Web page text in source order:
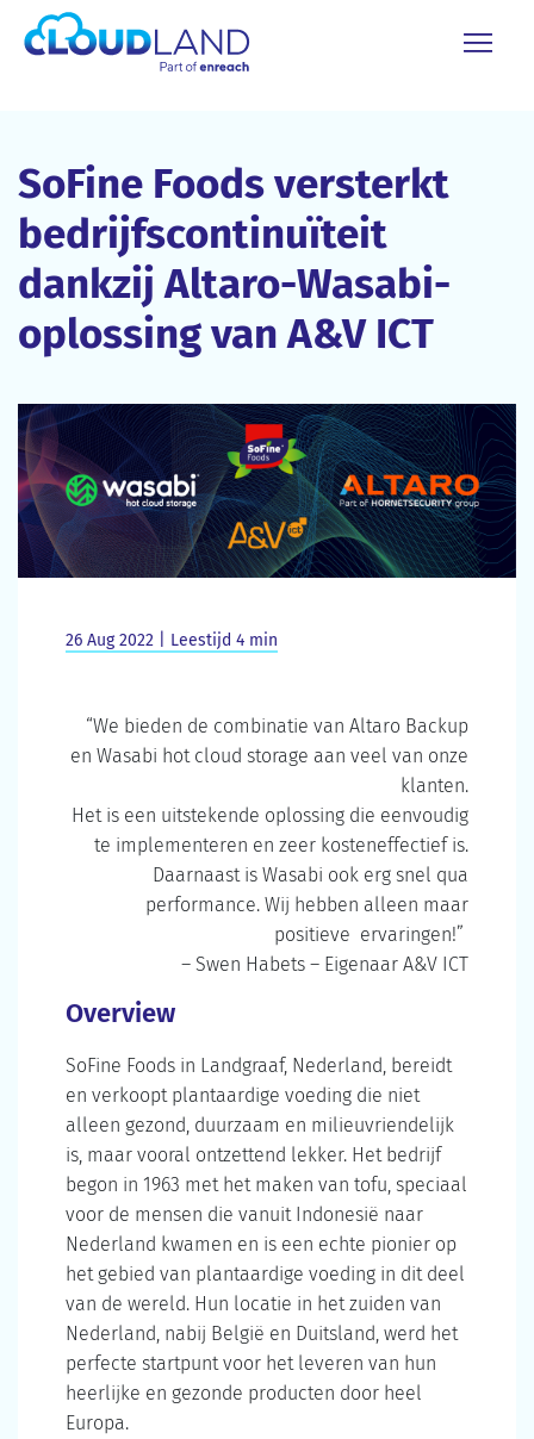
SoFine Foods versterkt
bedrijfscontinuïteit
dankzij Altaro-Wasabi-
oplossing van A&V ICT
26 Aug 2022 | Leestijd 4 min
“We bieden de combinatie van Altaro Backup
en Wasabi hot cloud storage aan veel van onze
klanten.
Het is een uitstekende oplossing die eenvoudig
te implementeren en zeer kosteneffectief is.
Daarnaast is Wasabi ook erg snel qua
performance. Wij hebben alleen maar
positieve ervaringen!”
– Swen Habets – Eigenaar A&V ICT
Overview
SoFine Foods in Landgraaf, Nederland, bereidt
en verkoopt plantaardige voeding die niet
alleen gezond, duurzaam en milieuvriendelijk
is, maar vooral ontzettend lekker. Het bedrijf
begon in 1963 met het maken van tofu, speciaal
voor de mensen die vanuit Indonesië naar
Nederland kwamen en is een echte pionier op
het gebied van plantaardige voeding in dit deel
van de wereld. Hun locatie in het zuiden van
Nederland, nabij België en Duitsland, werd het
perfecte startpunt voor het leveren van hun
heerlijke en gezonde producten door heel
Europa.